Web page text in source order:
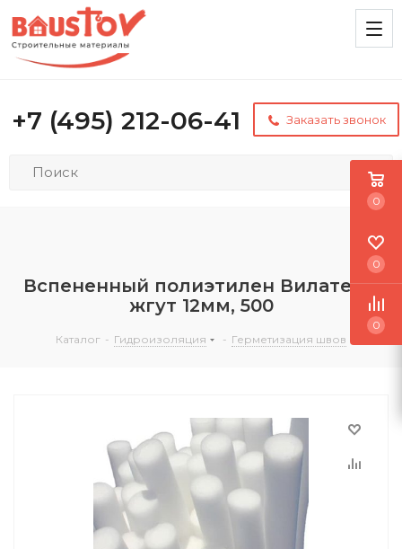
+7 (495) 212-06-41 Заказать звонок
Вспененный полиэтилен Вилатерм
жгут 12мм, 500
Каталог - Гидроизоляция - Герметизация швов
0
0
0